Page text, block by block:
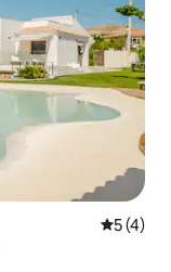
從 4 則評
5 (4)